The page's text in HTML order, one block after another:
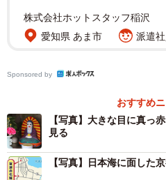
り、お地蔵さんに子どもの安
夏の地蔵盆が近づくと化粧を落
顔や衣服、後光を描く。最近は
もあるとか。
株式会社ホットスタッフ稲沢
愛知県 あま市
派遣
Sponsored by
おすすめ
【写真】大きな目に真っ
見る
【写真】日本海に面した